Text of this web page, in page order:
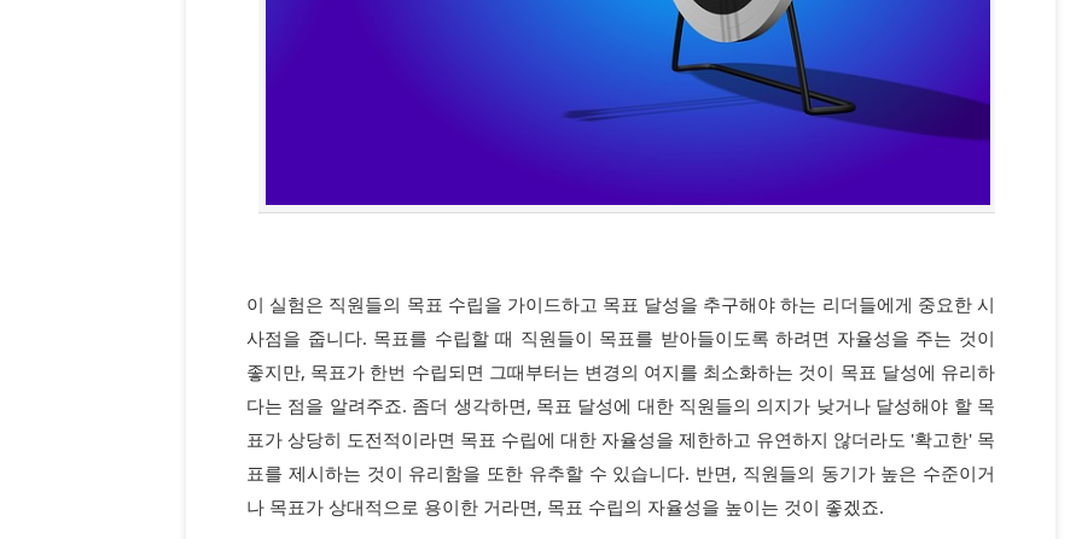
이 실험은 직원들의 목표 수립을 가이드하고 목표 달성을 추구해야 하는 리더들에게 중요한 시
사점을 줍니다. 목표를 수립할 때 직원들이 목표를 받아들이도록 하려면 자율성을 주는 것이
좋지만, 목표가 한번 수립되면 그때부터는 변경의 여지를 최소화하는 것이 목표 달성에 유리하
다는 점을 알려주죠. 좀더 생각하면, 목표 달성에 대한 직원들의 의지가 낮거나 달성해야 할 목
표가 상당히 도전적이라면 목표 수립에 대한 자율성을 제한하고 유연하지 않더라도 '확고한' 목
표를 제시하는 것이 유리함을 또한 유추할 수 있습니다. 반면, 직원들의 동기가 높은 수준이거
나 목표가 상대적으로 용이한 거라면, 목표 수립의 자율성을 높이는 것이 좋겠죠.